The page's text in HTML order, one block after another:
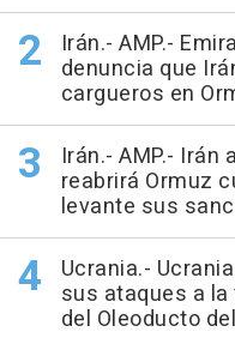
Irán.- AMP.-
denuncia que
cargueros en
Irán.- AMP.- Irán
reabrirá Ormuz
levante sus
Ucrania.-
sus ataques a
del Oleoducto